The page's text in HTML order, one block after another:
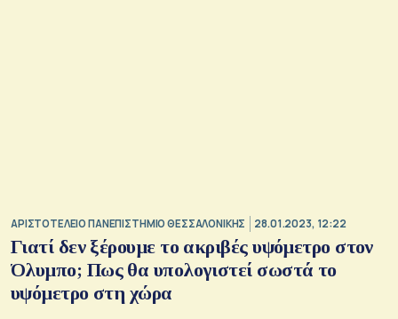
ΑΡΙΣΤΟΤΕΛΕΙΟ ΠΑΝΕΠΙΣΤΗΜΙΟ ΘΕΣΣΑΛΟΝΙΚΗΣ 28.01.2023, 12:22
Γιατί δεν ξέρουμε το ακριβές υψόμετρο στον
Όλυμπο; Πως θα υπολογιστεί σωστά το
υψόμετρο στη χώρα